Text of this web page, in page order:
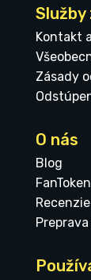
Služby
Kontakt
Zásady
O nás
Blog
FanToken
Recenzie